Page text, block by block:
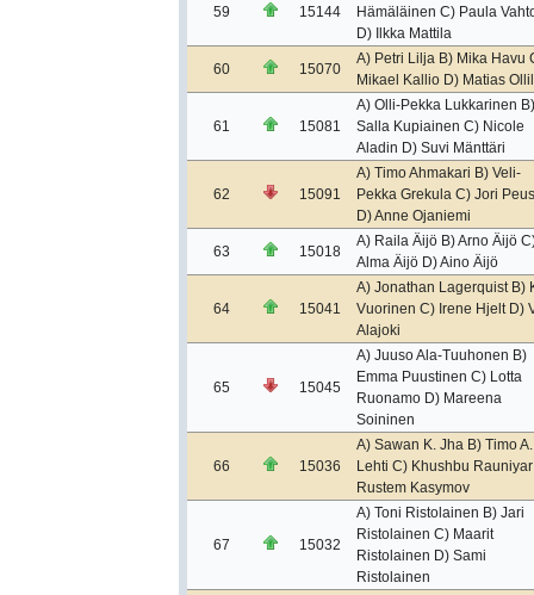
59 15144
Hämäläinen C) Paula
D) Ilkka Mattila
60 15070
A) Petri Lilja B) Mika Havu
Mikael Kallio D) Matias
61 15081
A) Olli-Pekka Lukkarinen B)
Salla Kupiainen C) Nicole
Aladin D) Suvi Mänttäri
62 15091
A) Timo Ahmakari B) Veli-
Pekka Grekula C) Jori
D) Anne Ojaniemi
63 15018
A) Raila Äijö B) Arno Äijö
Alma Äijö D) Aino Äijö
64 15041
A) Jonathan Lagerquist B)
Vuorinen C) Irene Hjelt D)
Alajoki
65 15045
A) Juuso Ala-Tuuhonen B)
Emma Puustinen C) Lotta
Ruonamo D) Mareena
Soininen
66 15036
A) Sawan K. Jha B) Timo A.
Lehti C) Khushbu
Rustem Kasymov
67 15032
A) Toni Ristolainen B) Jari
Ristolainen C) Maarit
Ristolainen D) Sami
Ristolainen